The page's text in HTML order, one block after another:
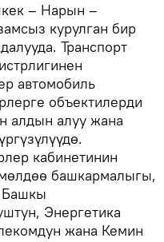
– Нарын –
курулган бир
Транспорт
автомобиль
объектилерди
алдын алуу жана
кабинетинин
башкармалыгы,
Башкы
Энергетика
жана Кемин